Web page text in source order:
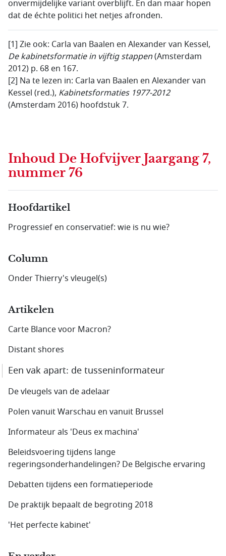
onvermijdelijke variant overblijft. En dan maar hopen
dat de échte politici het netjes afronden.
[1] Zie ook: Carla van Baalen en Alexander van Kessel,
De kabinetsformatie in vijftig stappen(Amsterdam
2012) p. 68 en 167.
[2] Na te lezen in: Carla van Baalen en Alexander van
Kessel (red.), Kabinetsformaties 1977-2012
(Amsterdam 2016) hoofdstuk 7.
Inhoud De Hofvijver Jaargang 7,
nummer 76
Hoofdartikel
Progressief en conservatief: wie is nu wie?
Column
Onder Thierry's vleugel(s)
Artikelen
Carte Blance voor Macron?
Distant shores
Een vak apart: de tusseninformateur
De vleugels van de adelaar
Polen vanuit Warschau en vanuit Brussel
Informateur als 'Deus ex machina'
Beleidsvoering tijdens lange
regeringsonderhandelingen? De Belgische ervaring
Debatten tijdens een formatieperiode
De praktijk bepaalt de begroting 2018
'Het perfecte kabinet'